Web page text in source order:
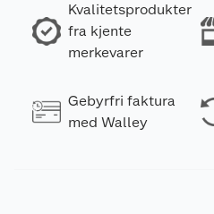
Kvalitetsprodukter
fra kjente
merkevarer
Gebyrfri faktura
med Walley